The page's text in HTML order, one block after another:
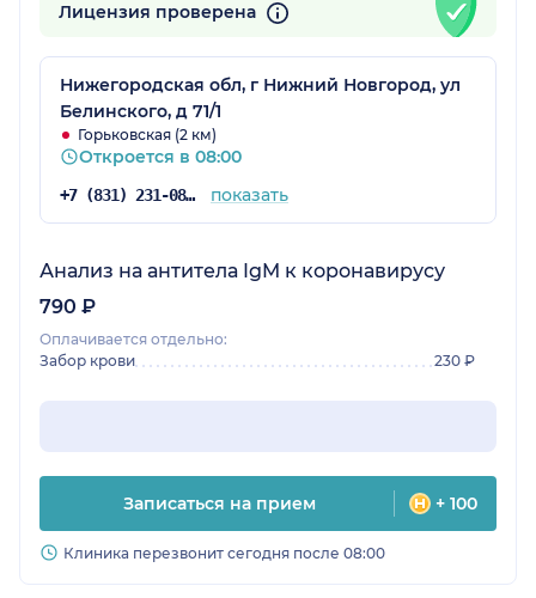
Лицензия проверена
Нижегородская обл, г Нижний Новгород, ул
Белинского, д 71/1
Горьковская (2 км)
Откроется в 08:00
+7 (831) 231-08-06 показать
Анализ на антитела IgM к коронавирусу
790 ₽
Оплачивается отдельно:
Забор крови
230 ₽
Записаться на прием + 100
Клиника перезвонит сегодня после 08:00